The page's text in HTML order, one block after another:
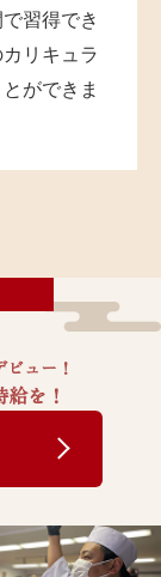
習得でき
リキュラ
ができま
ュー！
を！